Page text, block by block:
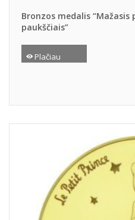
Bronzos medalis
paukščiais”
Plačiau